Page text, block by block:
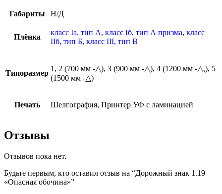
Габариты Н/Д
Плёнка
класс Iа, тип А, класс Iб, тип А призма, класс
IIб, тип Б, класс III, тип В
Типоразмер
1, 2 (700 мм -△), 3 (900 мм -△), 4 (1200 мм -△,), 5
(1500 мм -△)
Печать Шелгография, Принтер УФ с ламинацией
Отзывы
Отзывов пока нет.
Будьте первым, кто оставил отзыв на “Дорожный знак 1.19
«Опасная обочина»”